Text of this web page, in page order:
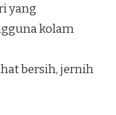
yang
kolam
bersih, jernih